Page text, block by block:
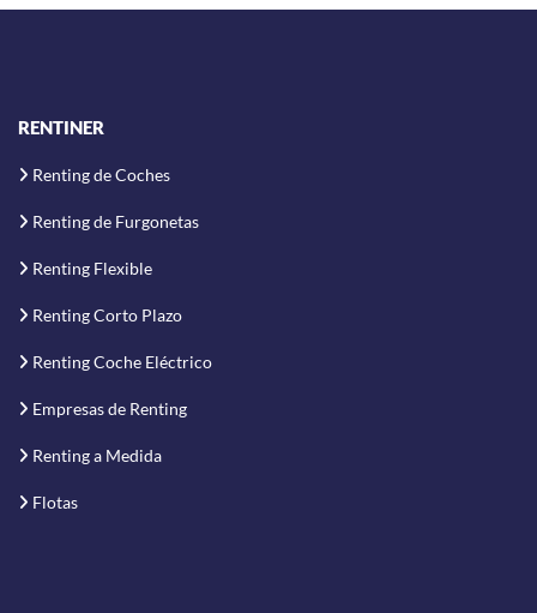
RENTINER
Renting de Coches
Renting de Furgonetas
Renting Flexible
Renting Corto Plazo
Renting Coche Eléctrico
Empresas de Renting
Renting a Medida
Flotas